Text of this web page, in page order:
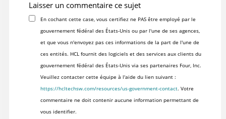
Laisser un commentaire ce sujet
En cochant cette case, vous certifiez ne PAS être employé par le
gouvernement fédéral des États-Unis ou par l'une de ses agences,
et que vous n'envoyez pas ces informations de la part de l'une de
ces entités. HCL fournit des logiciels et des services aux clients du
gouvernement fédéral des États-Unis via ses partenaires Four, Inc.
Veuillez contacter cette équipe à l'aide du lien suivant :
https://hcltechsw.com/resources/us-government-contact. Votre
commentaire ne doit contenir aucune information permettant de
vous identifier.